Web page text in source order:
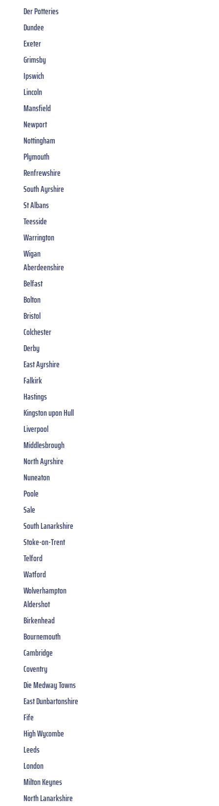
Der Potteries
Dundee
Exeter
Grimsby
Ipswich
Lincoln
Mansfield
Newport
Nottingham
Plymouth
Renfrewshire
South Ayrshire
St Albans
Teesside
Warrington
Wigan
Aberdeenshire
Belfast
Bolton
Bristol
Colchester
Derby
East Ayrshire
Falkirk
Hastings
Kingston upon Hull
Liverpool
Middlesbrough
North Ayrshire
Nuneaton
Poole
Sale
South Lanarkshire
Stoke-on-Trent
Telford
Watford
Wolverhampton
Aldershot
Birkenhead
Bournemouth
Cambridge
Coventry
Die Medway Towns
East Dunbartonshire
Fife
High Wycombe
Leeds
London
Milton Keynes
North Lanarkshire